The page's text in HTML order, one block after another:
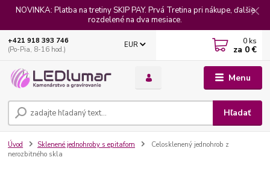
NOVINKA: Platba na tretiny SKIP PAY. Prvá Tretina pri nákupe, ďalšie
rozdelené na dva mesiace.
Menu
EUR
Hľadať
+421 918 393 746
(Po-Pia, 8-16 hod.)
0 ks
za 0 €
Úvod Sklenené jednohroby s epitafom
Celosklenený jednohrob z
nerozbitného skla